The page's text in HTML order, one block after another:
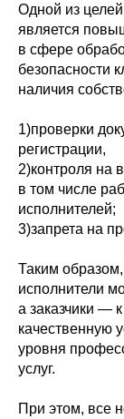
Одной из
является
в сфере
безопасности
наличия
1)проверки
регистрации,
2)контроля на
в том числе
исполнителей;
3)запрета на
Таким
исполнители
а заказчики —
качественную
уровня
услуг.
При этом, все